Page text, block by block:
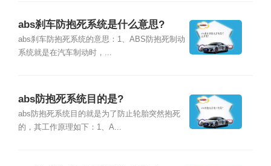
abs刹车防抱死系统是什么意思?
abs刹车防抱死系统的意思：1、ABS防抱死制动
系统就是在汽车制动时，...
abs防抱死系统目的是?
abs防抱死系统目的就是为了防止轮胎突然抱死
的，其工作原理如下：1、A...